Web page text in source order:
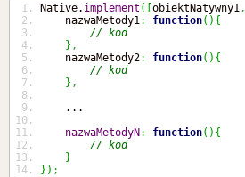
Native. implement ( obiektNatywny1,
    nazwaMetody1
: function( ) {
// kod
} ,
    nazwaMetody2
: function( ) {
// kod
} ,
    ...
nazwaMetodyN : function( ) {
// kod
}
} ) ;